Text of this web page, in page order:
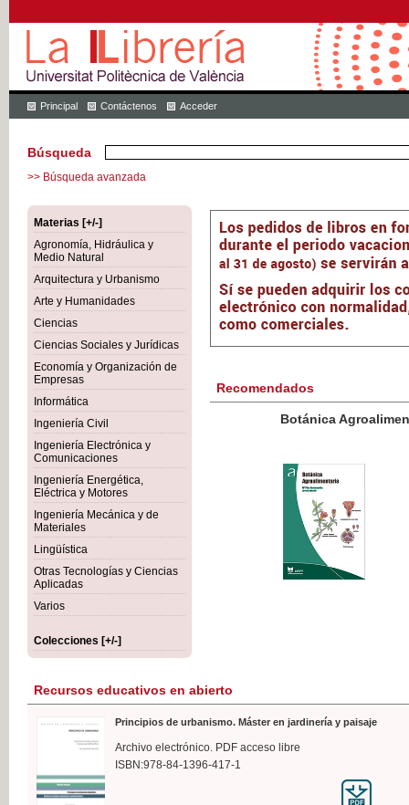
Principal Contáctenos Acceder
Búsqueda
>> Búsqueda avanzada
Materias [+/-]
Agronomía, Hidráulica y
Medio Natural
Arquitectura y Urbanismo
Arte y Humanidades
Ciencias
Ciencias Sociales y Jurídicas
Economía y Organización de
Empresas
Informática
Ingeniería Civil
Ingeniería Electrónica y
Comunicaciones
Ingeniería Energética,
Eléctrica y Motores
Ingeniería Mecánica y de
Materiales
Lingüística
Otras Tecnologías y Ciencias
Aplicadas
Varios
Colecciones [+/-]
Recomendados
Botánica Agroalimentaria
Recursos educativos en abierto
Principios de urbanismo. Máster en jardinería y paisaje
Archivo electrónico. PDF acceso libre
ISBN:978-84-1396-417-1